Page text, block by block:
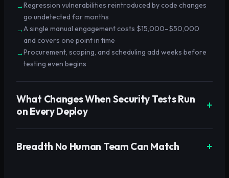
→Regression vulnerabilities reintroduced by code changes
go undetected for months
→A single manual engagement costs $15,000–$50,000
and covers one point in time
→Procurement, scoping, and scheduling add weeks before
testing even begins
What Changes When Security Tests Run
on Every Deploy
Breadth No Human Team Can Match